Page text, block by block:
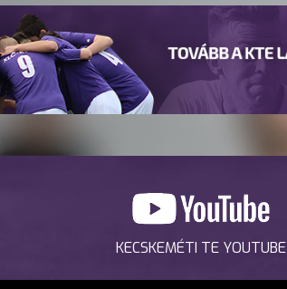
KECSKEMÉTI TE YOUTUBE